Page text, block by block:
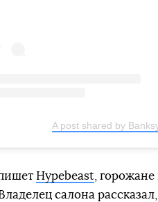
A post shared by
Hypebeast,
салона